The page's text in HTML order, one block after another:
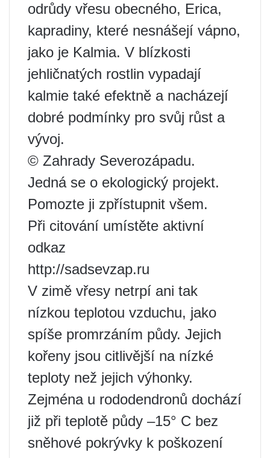
odrůdy vřesu obecného, ​​Erica,
kapradiny, které nesnášejí vápno,
jako je Kalmia. V blízkosti
jehličnatých rostlin vypadají
kalmie také efektně a nacházejí
dobré podmínky pro svůj růst a
vývoj.
© Zahrady Severozápadu.
Jedná se o ekologický projekt.
Pomozte ji zpřístupnit všem.
Při citování umístěte aktivní
odkaz
http://sadsevzap.ru
V zimě vřesy netrpí ani tak
nízkou teplotou vzduchu, jako
spíše promrzáním půdy. Jejich
kořeny jsou citlivější na nízké
teploty než jejich výhonky.
Zejména u rododendronů dochází
již při teplotě půdy –15° C bez
sněhové pokrývky k poškození